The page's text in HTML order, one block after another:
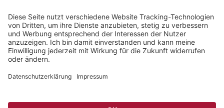
Impressum
Datenschutz